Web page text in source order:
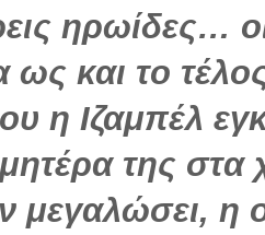
ηρωίδες…
ως και το
η Ιζαμπέλ
της στα
μεγαλώσει, η